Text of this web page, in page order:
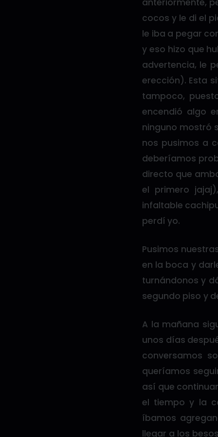
anteriormente,
cocos y le di el
le iba a pegar
y eso hizo que
advertencia, le
erección). Esta
tampoco,
encendió algo
ninguno mostró
nos pusimos a
deberíamos
directo que
el primero
infaltable
perdí yo.
Pusimos
en la boca y
turnándonos y
segundo piso y
A la mañana
unos días
conversamos
queríamos
así que
el tiempo y la
íbamos
llegar a los